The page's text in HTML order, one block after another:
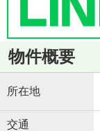
物件概要
所在地
交通